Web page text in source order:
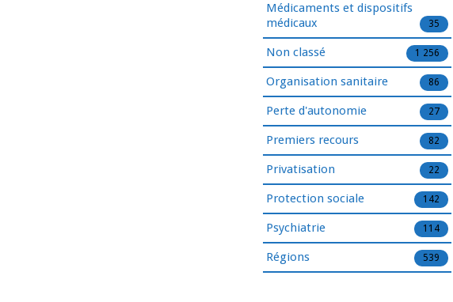
Médicaments et dispositifs
médicaux
35
Non classé 1 256
Organisation sanitaire 86
Perte d'autonomie 27
Premiers recours 82
Privatisation 22
Protection sociale 142
Psychiatrie 114
Régions 539